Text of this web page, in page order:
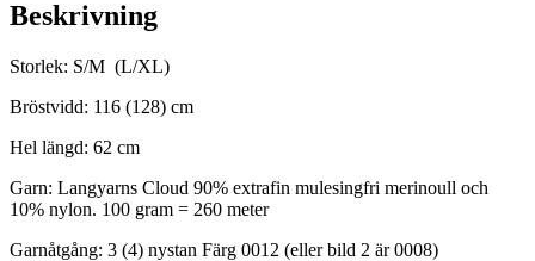
Beskrivning
Storlek: S/M (L/XL)
Bröstvidd: 116 (128) cm
Hel längd: 62 cm
Garn: Langyarns Cloud 90% extrafin mulesingfri merinoull och
10% nylon. 100 gram = 260 meter
Garnåtgång: 3 (4) nystan Färg 0012 (eller bild 2 är 0008)